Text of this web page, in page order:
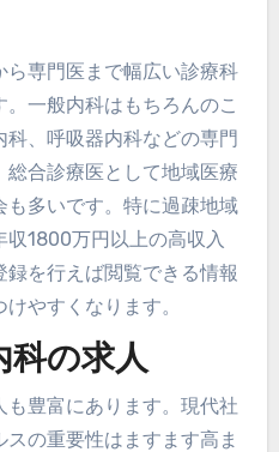
専門医まで幅広い診療科
一般内科はもちろんのこ
科、呼吸器内科などの専門
合診療医として地域医療
多いです。特に過疎地域
1800万円以上の高収入
を行えば閲覧できる情報
やすくなります。
科の求人
豊富にあります。現代社
の重要性はますます高ま